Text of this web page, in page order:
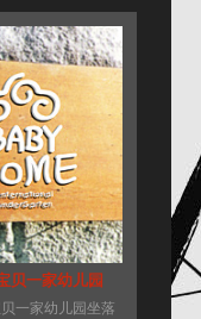
贝一家幼儿园
一家幼儿园坐落